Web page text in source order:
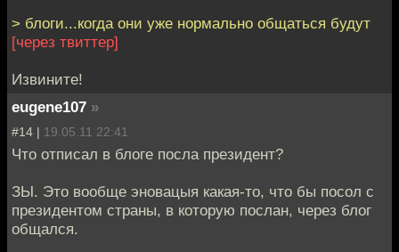
> блоги...когда они уже нормально общаться будут
[через твиттер]
Извините!
eugene107 »
#14 | 19.05.11 22:41
Что отписал в блоге посла президент?
ЗЫ. Это вообще эновацыя какая-то, что бы посол с
президентом страны, в которую послан, через блог
общался.